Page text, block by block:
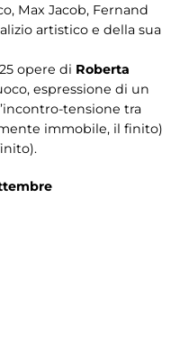
Max Jacob, Fernand
artistico e della sua
opere di Roberta
espressione di un
tensione tra
immobile, il finito)